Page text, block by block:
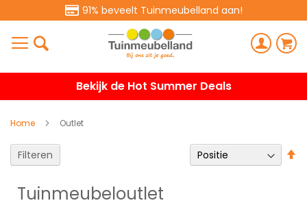
91% beveelt Tuinmeubelland aan!
Bekijk de Hot Summer Deals
Home Outlet
Tuinmeubeloutlet
Filteren